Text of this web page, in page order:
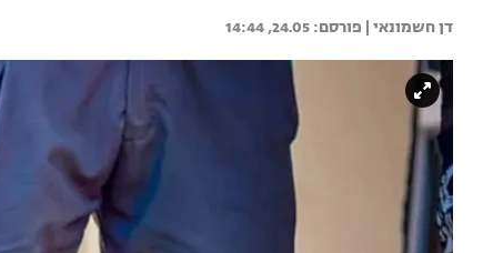
דן חשמונאי | 24.05, 14:44